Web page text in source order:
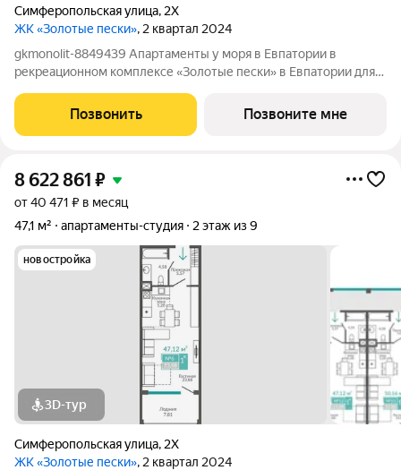
Симферопольская улица, 2Х
ЖК «Золотые пески», 2 квартал 2024
gkmonolit-8849439 Апартаменты у моря в Евпатории в
рекреационном комплексе «Золотые пески» в Евпатории для
ОГРАНИЧЕНО! Ввод в эксплуатацию - II кв. 2027 О
КОМПЛЕКСЕ. Комплекс апартаментов «Золотые пески» -
Позвонить Позвоните мне
8 622 861 ₽
от 40 471 ₽ в месяц
47,1 м²
апартаменты-студия 2 этаж из 9
новостройка
3D-тур
Симферопольская улица, 2Х
ЖК «Золотые пески», 2 квартал 2024